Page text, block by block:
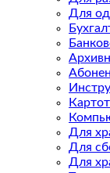
Для
Для
Для
Для